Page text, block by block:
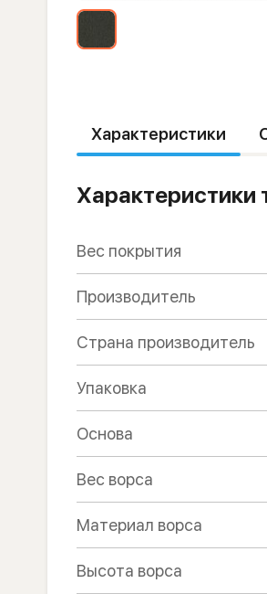
Характеристики
Характеристики
Вес покрытия
Производитель
Страна производитель
Упаковка
Основа
Вес ворса
Материал ворса
Высота ворса